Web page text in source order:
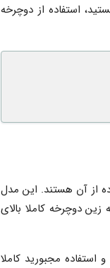
استفاده از دوچرخه
از آن هستند. این مدل
دوچرخه کاملا بالای
مجبورید کاملا